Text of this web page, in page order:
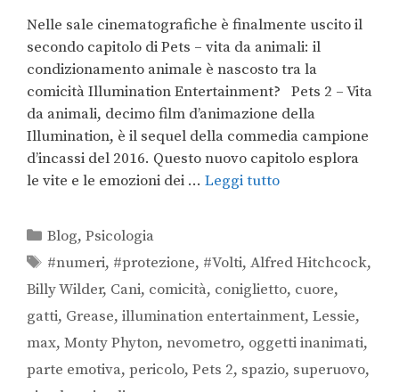
Nelle sale cinematografiche è finalmente uscito il
secondo capitolo di Pets – vita da animali: il
condizionamento animale è nascosto tra la
comicità Illumination Entertainment? Pets 2 – Vita
da animali, decimo film d’animazione della
Illumination, è il sequel della commedia campione
d’incassi del 2016. Questo nuovo capitolo esplora
le vite e le emozioni dei … Leggi tutto
Blog,Psicologia
#numeri, #protezione, #Volti,Alfred Hitchcock,
Billy Wilder, Cani, comicità, coniglietto, cuore,
gatti, Grease, illumination entertainment, Lessie,
max, Monty Phyton, nevometro, oggetti inanimati,
parte emotiva, pericolo, Pets 2, spazio, superuovo,